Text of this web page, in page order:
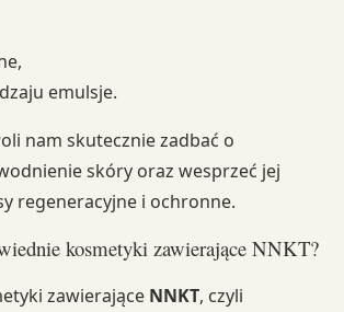
emulsje.
nam skutecznie zadbać o
skóry oraz wesprzeć jej
regeneracyjne i ochronne.
kosmetyki zawierające NNKT?
zawierające NNKT, czyli